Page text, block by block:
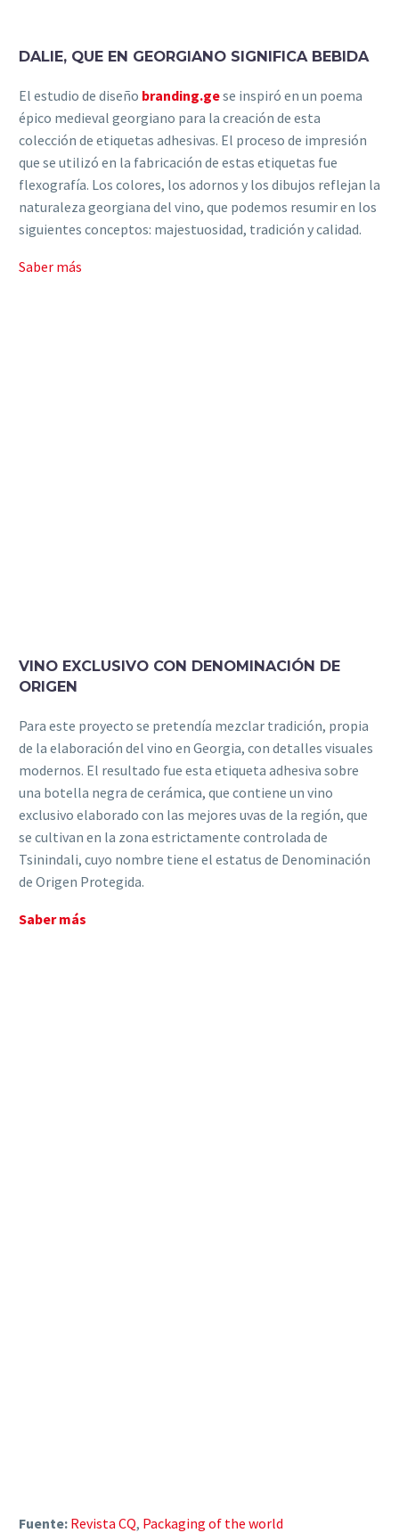
DALIE, QUE EN GEORGIANO SIGNIFICA BEBIDA
El estudio de diseño branding.gese inspiró en un poema
épico medieval georgiano para la creación de esta
colección de etiquetas adhesivas. El proceso de impresión
que se utilizó en la fabricación de estas etiquetas fue
flexografía. Los colores, los adornos y los dibujos reflejan la
naturaleza georgiana del vino, que podemos resumir en los
siguientes conceptos: majestuosidad, tradición y calidad.
Saber más
VINO EXCLUSIVO CON DENOMINACIÓN DE
ORIGEN
Para este proyecto se pretendía mezclar tradición, propia
de la elaboración del vino en Georgia, con detalles visuales
modernos. El resultado fue esta etiqueta adhesiva sobre
una botella negra de cerámica, que contiene un vino
exclusivo elaborado con las mejores uvas de la región, que
se cultivan en la zona estrictamente controlada de
Tsinindali, cuyo nombre tiene el estatus de Denominación
de Origen Protegida.
Saber más
Fuente: Revista CQ, Packaging of the world